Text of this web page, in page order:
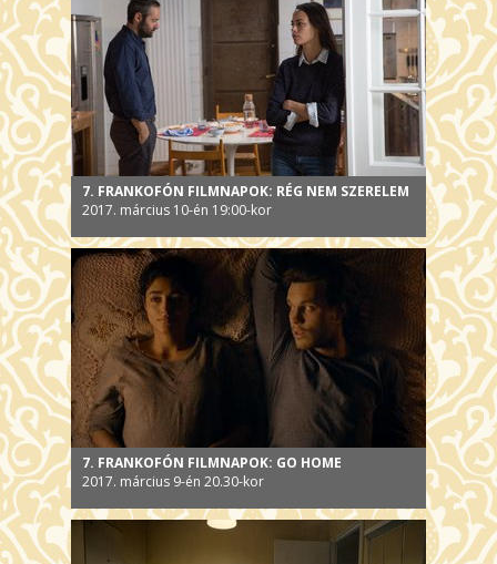
7. FRANKOFÓN FILMNAPOK: RÉG NEM SZERELEM
2017. március 10-én 19:00-kor
7. FRANKOFÓN FILMNAPOK: GO HOME
2017. március 9-én 20.30-kor